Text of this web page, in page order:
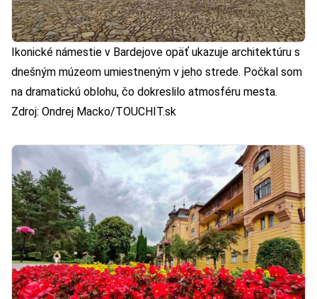
Ikonické námestie v Bardejove opäť ukazuje architektúru s
dnešným múzeom umiestneným v jeho strede. Počkal som
na dramatickú oblohu, čo dokreslilo atmosféru mesta.
Zdroj: Ondrej Macko/TOUCHIT.sk